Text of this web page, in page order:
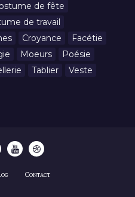
de fête
de travail
Croyance
Facétie
Moeurs
Poésie
Tablier Veste
Contact